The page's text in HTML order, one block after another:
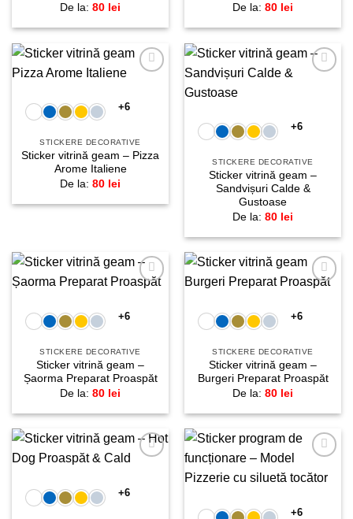
De la: 80 lei
De la: 80 lei
favorite!
+6
STICKERE DECORATIVE
Sticker vitrină geam – Pizza
Arome Italiene
De la: 80 lei
+6
STICKERE DECORATIVE
Sticker vitrină geam –
Sandvișuri Calde &
Gustoase
De la: 80 lei
favorite!
+6
STICKERE DECORATIVE
Sticker vitrină geam –
Șaorma Preparat Proaspăt
De la: 80 lei
favorite!
+6
STICKERE DECORATIVE
Sticker vitrină geam –
Burgeri Preparat Proaspăt
De la: 80 lei
favorite!
+6
la
+6